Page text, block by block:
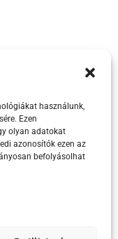
használunk,
Ezen
olyan adatokat
azonosítók ezen az
befolyásolhat